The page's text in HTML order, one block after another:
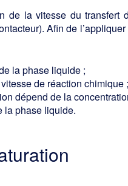
de la vitesse du transfert
Afin de
la phase liquide ;
de réaction chimique ;
dépend de la
la phase liquide.